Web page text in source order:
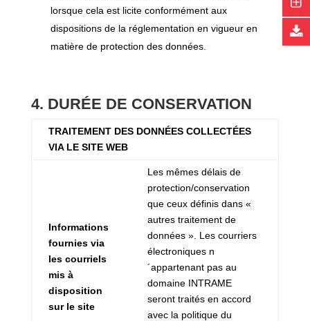
lorsque cela est licite conformément aux
dispositions de la réglementation en vigueur en
matière de protection des données.
4. DURÉE DE CONSERVATION
TRAITEMENT DES DONNÉES COLLECTÉES
VIA LE SITE WEB
Informations
fournies via
les courriels
mis à
disposition
sur le site
Les mêmes délais de
protection/conservation
que ceux définis dans «
autres traitement de
données ». Les courriers
électroniques n
´appartenant pas au
domaine INTRAME
seront traités en accord
avec la politique du